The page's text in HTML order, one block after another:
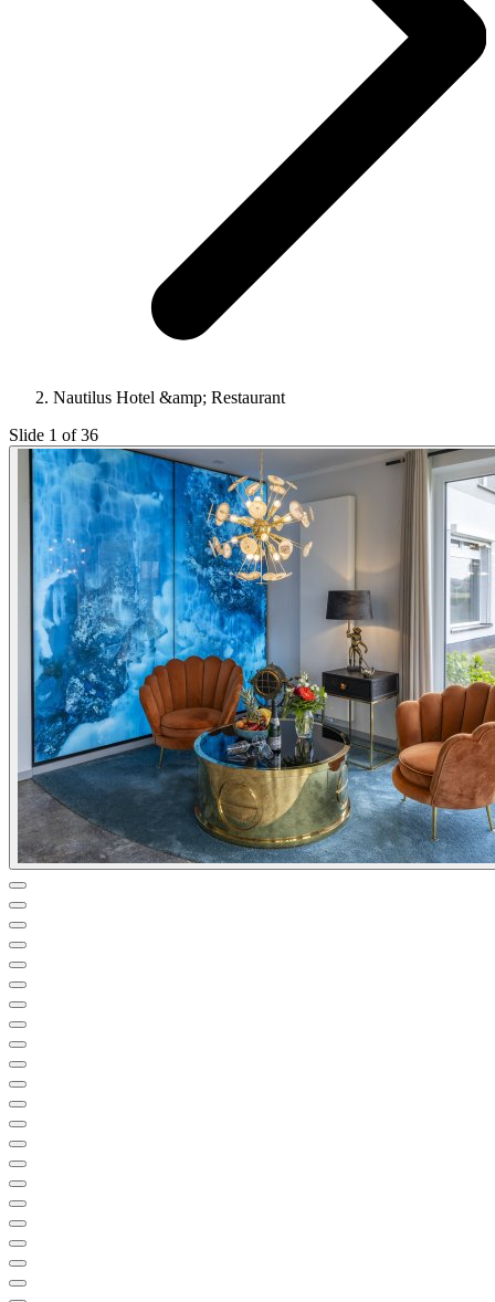
Nautilus Hotel &amp; Restaurant
Slide 1 of 36